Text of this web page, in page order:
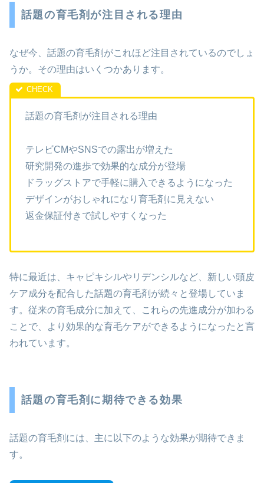
話題の育毛剤が注目される理由
なぜ今、話題の育毛剤がこれほど注目されているのでしょ
うか。その理由はいくつかあります。
話題の育毛剤が注目される理由
テレビCMやSNSでの露出が増えた
研究開発の進歩で効果的な成分が登場
ドラッグストアで手軽に購入できるようになった
デザインがおしゃれになり育毛剤に見えない
返金保証付きで試しやすくなった
特に最近は、キャピキシルやリデンシルなど、新しい頭皮
ケア成分を配合した話題の育毛剤が続々と登場していま
す。従来の育毛成分に加えて、これらの先進成分が加わる
ことで、より効果的な育毛ケアができるようになったと言
われています。
話題の育毛剤に期待できる効果
話題の育毛剤には、主に以下のような効果が期待できま
す。